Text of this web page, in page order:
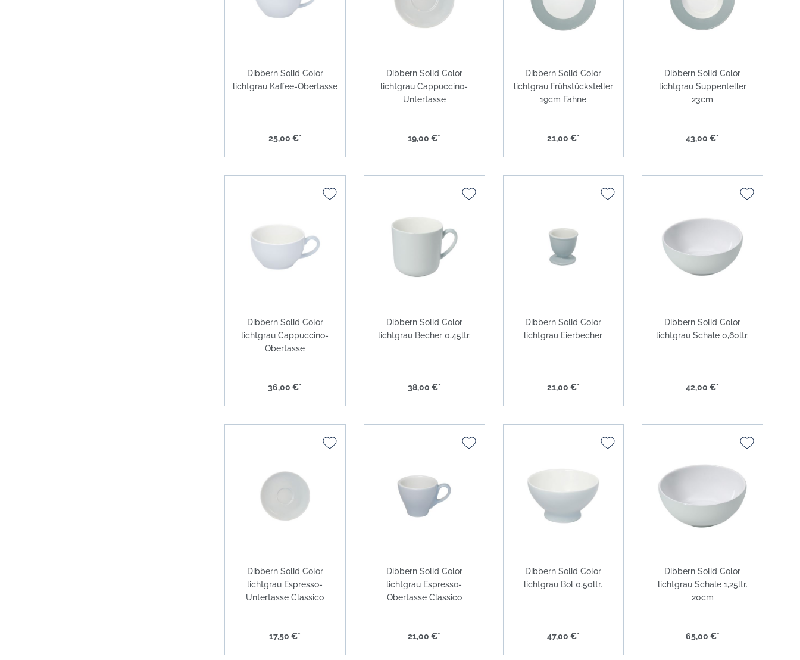
Dibbern Solid Color
lichtgrau Kaffee-Obertasse
25,00 €*
Dibbern Solid Color
lichtgrau Cappuccino-
Untertasse
19,00 €*
Dibbern Solid Color
lichtgrau Frühstücksteller
19cm Fahne
21,00 €*
Dibbern Solid Color
lichtgrau Suppenteller
23cm
43,00 €*
Dibbern Solid Color
lichtgrau Cappuccino-
Obertasse
36,00 €*
Dibbern Solid Color
lichtgrau Becher 0,45ltr.
38,00 €*
Dibbern Solid Color
lichtgrau Eierbecher
21,00 €*
Dibbern Solid Color
lichtgrau Schale 0,60ltr.
42,00 €*
Dibbern Solid Color
lichtgrau Espresso-
Untertasse Classico
17,50 €*
Dibbern Solid Color
lichtgrau Espresso-
Obertasse Classico
21,00 €*
Dibbern Solid Color
lichtgrau Bol 0,50ltr.
47,00 €*
Dibbern Solid Color
lichtgrau Schale 1,25ltr.
20cm
65,00 €*